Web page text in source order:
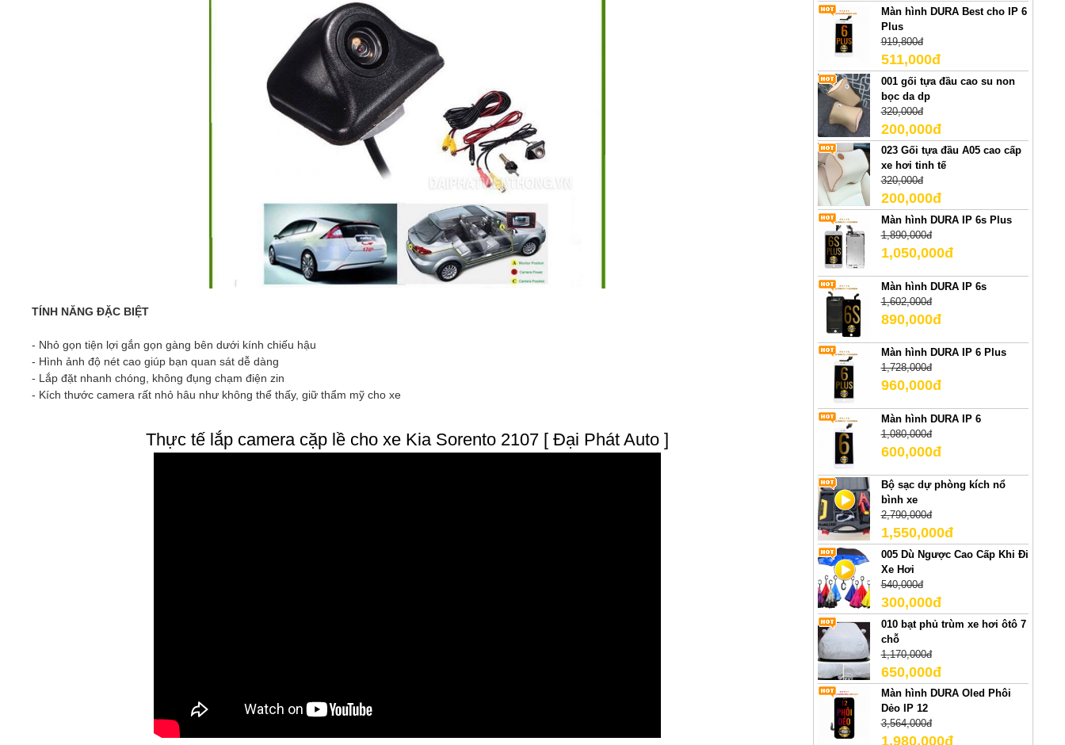
TÍNH NĂNG ĐẶC BIỆT
- Nhỏ gọn tiện lợi gắn gọn gàng bên dưới kính chiếu hậu
- Hình ảnh độ nét cao giúp bạn quan sát dễ dàng
- Lắp đặt nhanh chóng, không đụng chạm điện zin
- Kích thước camera rất nhỏ hâu như không thể thấy, giữ thẩm mỹ cho xe
Thực tế lắp camera cặp lề cho xe Kia Sorento 2107 [ Đại Phát Auto ]
Màn hình DURA Best cho IP 6
Plus
919,800đ
511,000đ
001 gối tựa đầu cao su non
bọc da dp
320,000đ
200,000đ
023 Gối tựa đầu A05 cao cấp
xe hơi tinh tế
320,000đ
200,000đ
Màn hình DURA IP 6s Plus
1,890,000đ
1,050,000đ
Màn hình DURA IP 6s
1,602,000đ
890,000đ
Màn hình DURA IP 6 Plus
1,728,000đ
960,000đ
Màn hình DURA IP 6
1,080,000đ
600,000đ
Bộ sạc dự phòng kích nổ
bình xe
2,790,000đ
1,550,000đ
005 Dù Ngược Cao Cấp Khi Đi
Xe Hơi
540,000đ
300,000đ
010 bạt phủ trùm xe hơi ôtô 7
chỗ
1,170,000đ
650,000đ
Màn hình DURA Oled Phôi
Dẻo IP 12
3,564,000đ
1,980,000đ